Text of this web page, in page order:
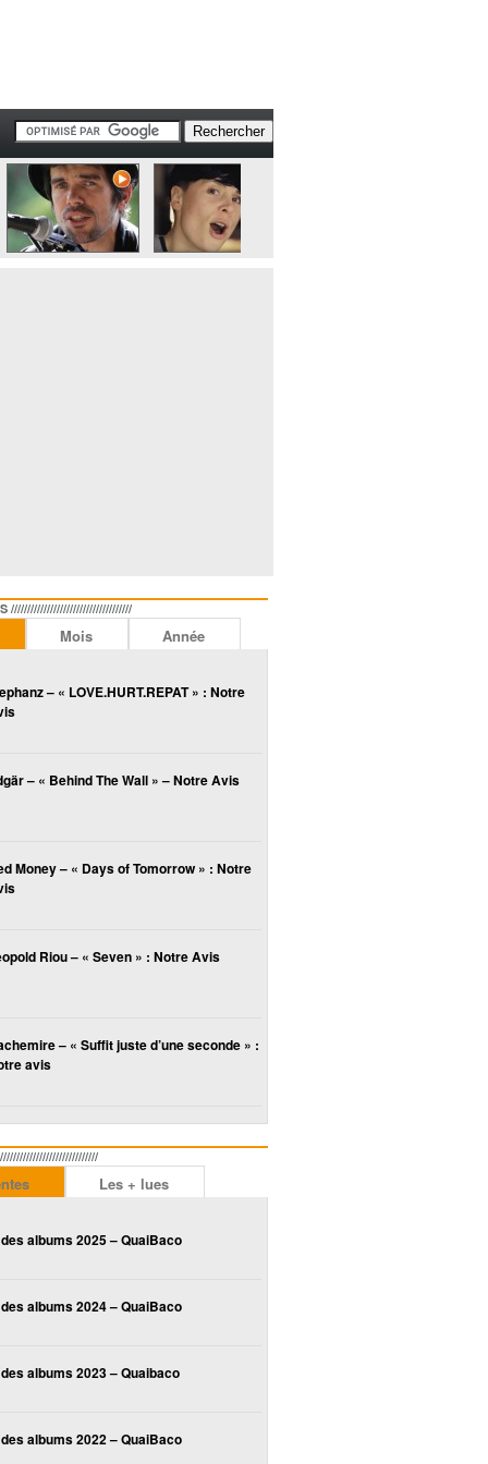
/////////////////////////////////////
Mois Année
– « LOVE.HURT.REPAT » : Notre
– « Behind The Wall » – Notre Avis
Money – « Days of Tomorrow » : Notre
Riou – « Seven » : Notre Avis
– « Suffit juste d’une seconde » :
avis
Les + lues
albums 2025 – QuaiBaco
albums 2024 – QuaiBaco
albums 2023 – Quaibaco
albums 2022 – QuaiBaco